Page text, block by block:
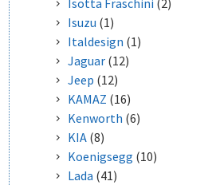
Isuzu (1)
Italdesign (1)
Jaguar(12)
Jeep (12)
KAMAZ (16)
Kenworth (6)
KIA(8)
Koenigsegg (10)
Lada (41)